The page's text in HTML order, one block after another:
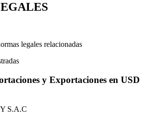
legales relacionadas
y Exportaciones en USD
S.A.C